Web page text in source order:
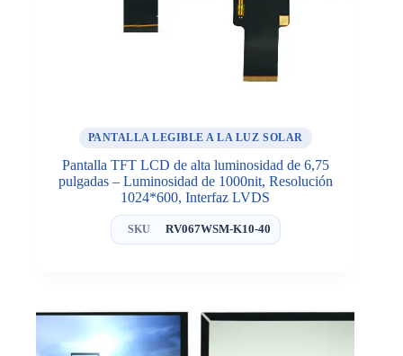
PANTALLA LEGIBLE A LA LUZ SOLAR
Pantalla TFT LCD de alta luminosidad de 6,75
pulgadas – Luminosidad de 1000nit, Resolución
1024*600, Interfaz LVDS
SKU RV067WSM-K10-40